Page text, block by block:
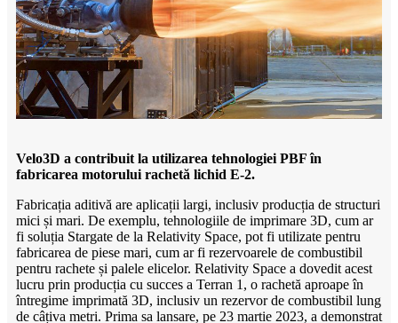
Velo3D a contribuit la utilizarea tehnologiei PBF în
fabricarea motorului rachetă lichid E-2.
Fabricația aditivă are aplicații largi, inclusiv producția de structuri
mici și mari. De exemplu, tehnologiile de imprimare 3D, cum ar
fi soluția Stargate de la Relativity Space, pot fi utilizate pentru
fabricarea de piese mari, cum ar fi rezervoarele de combustibil
pentru rachete și palele elicelor. Relativity Space a dovedit acest
lucru prin producția cu succes a Terran 1, o rachetă aproape în
întregime imprimată 3D, inclusiv un rezervor de combustibil lung
de câțiva metri. Prima sa lansare, pe 23 martie 2023, a demonstrat